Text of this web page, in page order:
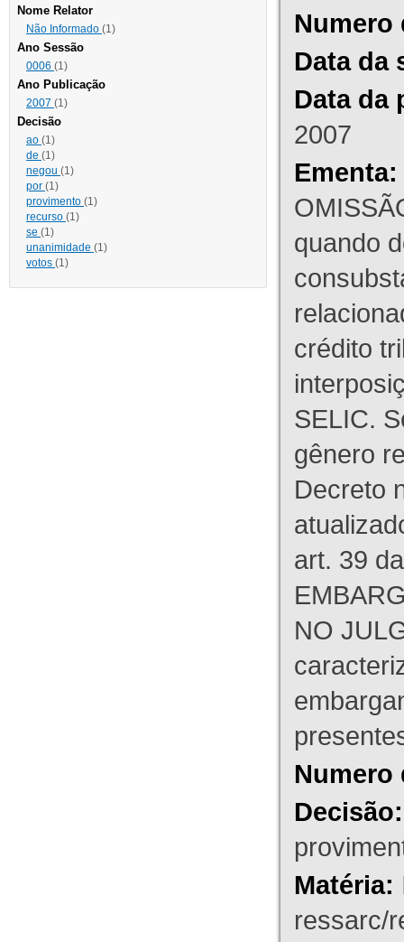
Nome Relator
Não Informado (1)
Ano Sessão
0006 (1)
Ano Publicação
2007 (1)
Decisão
ao (1)
de (1)
negou (1)
por (1)
provimento (1)
recurso (1)
se (1)
unanimidade (1)
votos (1)
Numero
Data da
Data da
2007
Ementa:
quando
crédito
SELIC.
gênero
Decreto
art. 39
NO
Numero
Decisão:
Matéria:
ressarc/